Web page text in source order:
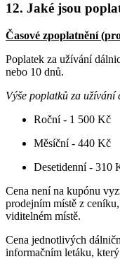
12. Jaké jsou
Časové zpoplatnění
Poplatek za užívání
nebo 10 dnů.
Výše poplatků za
Roční - 1 500 Kč
Měsíční - 440 Kč
Desetidenní - 310
Cena není na kupónu
prodejním místě z
viditelném místě.
Cena jednotlivých
informačním letáku,